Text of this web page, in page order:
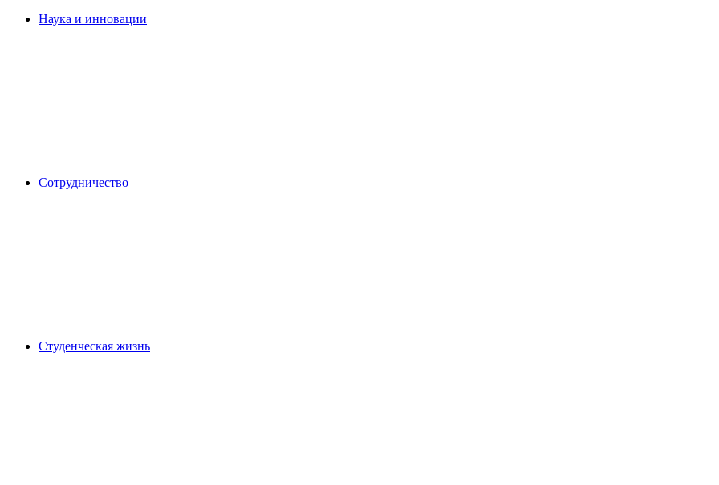
Наука и инновации
Сотрудничество
Студенческая жизнь